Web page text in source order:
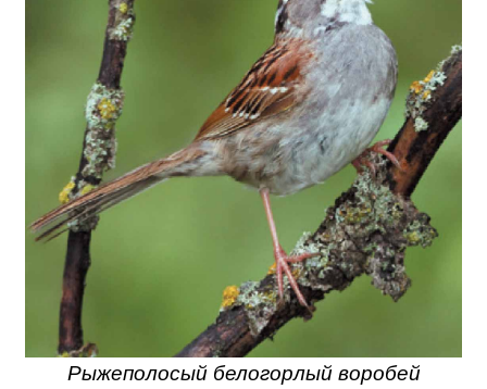
Рыжеполосый белогорлый воробей